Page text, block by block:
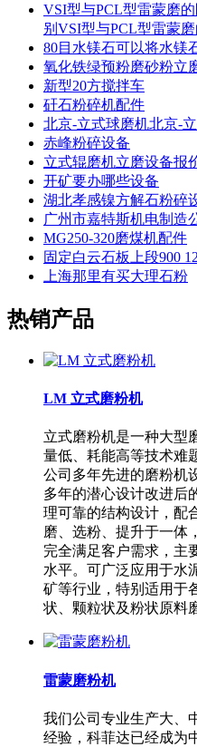
VSI型与PCL型雷蒙磨
别VSI型与PCL型雷蒙磨
80目水镁石可以将水镁
氧化铁绿预粉磨砂粉立
新型20方搅拌车
矸石粉碎机配件
北京-立式球磨机北京-
赤峰粉碎设备
立式辊磨机立磨设备报
开矿要办哪些设备
湖北孝感镍方解石粉碎
广州市嘉特斯机电制造
MG250-320磨煤机配件
固定白云石板上段900
上海那里有买大理石粉
热销产品
LM 立式磨粉机
立式磨粉机是一种大型
量低、耗能高等技术难
公司多年先进的磨粉机
多年的潜心设计改进后
理可靠的结构设计，配
磨、选粉、提升于一体
完全满足客户需求，主
水平。可广泛应用于水
矿等行业，特别适用于
状、颗粒状及粉状原料
雷蒙磨粉机
我们公司专业生产大、
经验，科菲达已经成为